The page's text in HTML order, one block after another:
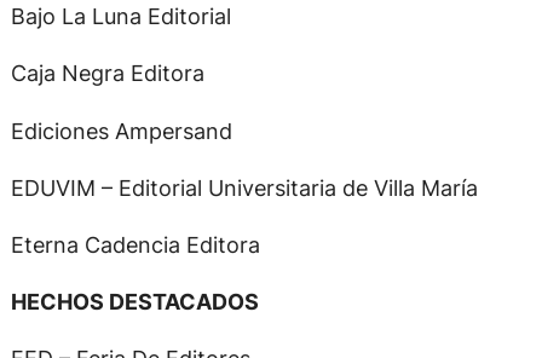
Bajo La Luna Editorial
Caja Negra Editora
Ediciones Ampersand
EDUVIM – Editorial Universitaria de Villa María
Eterna Cadencia Editora
HECHOS DESTACADOS